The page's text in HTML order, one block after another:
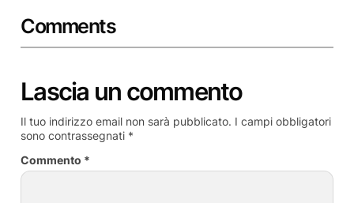
Comments
Lascia un commento
Il tuo indirizzo email non sarà pubblicato. I campi obbligatori
sono contrassegnati *
Commento *